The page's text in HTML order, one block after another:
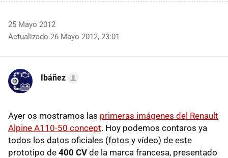
25 Mayo 2012
Actualizado 26 Mayo 2012, 23:01
Ibáñez
Ayer os mostramos las primeras imágenes del Renault
Alpine A110-50 concept. Hoy podemos contaros ya
todos los datos oficiales (fotos y vídeo) de este
prototipo de 400 CV de la marca francesa, presentado